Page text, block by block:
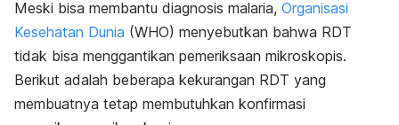
Meski bisa membantu diagnosis malaria, Organisasi
Kesehatan Dunia (WHO) menyebutkan bahwa RDT
tidak bisa menggantikan pemeriksaan mikroskopis.
Berikut adalah beberapa kekurangan RDT yang
membuatnya tetap membutuhkan konfirmasi